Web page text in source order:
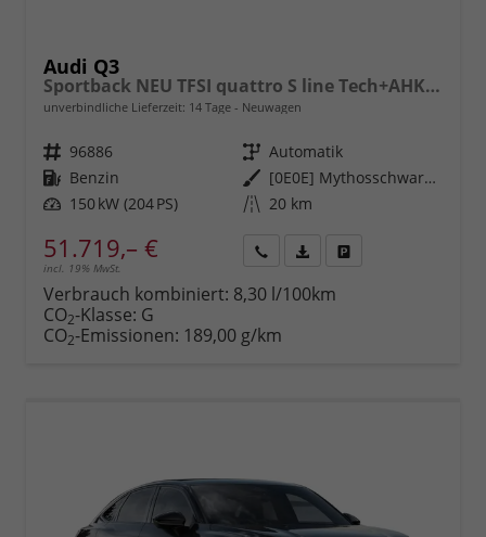
Audi Q3
Sportback NEU TFSI quattro S line Tech+AHK+Alu19+LEDplus+KlimaPlus+ExtSchwarz
unverbindliche Lieferzeit: 14 Tage Neuwagen
Fahrzeugnr. 96886 Getriebe Automatik
Kraftstoff Benzin Außenfarbe
[0E0E] Mythosschwarz Metallic
Leistung 150 kW (204 PS) Kilometerstand 20 km
51.719,– €
incl. 19% MwSt.
anfordern
Datei,
Verbrauch kombiniert: 8,30 l/100km
CO2-Klasse: G
CO2-Emissionen: 189,00 g/km